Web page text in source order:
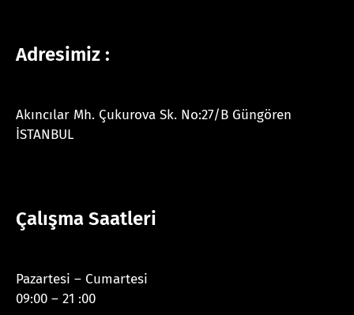
Adresimiz :
Akıncılar Mh. Çukurova Sk. No:27/B Güngören
İSTANBUL
Çalışma Saatleri
Pazartesi – Cumartesi
09:00 – 21 :00